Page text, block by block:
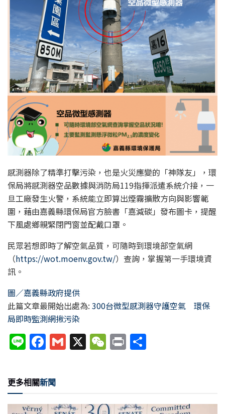
感測器除了精準打擊污染，也是火災應變的「神隊友」，環
保局將感測器空品數據與消防局119指揮派遣系統介接，一
旦工廠發生火警，系統能立即算出煙霧擴散方向與影響範
圍，藉由嘉義縣環保局官方臉書「嘉減碳」發布圖卡，提醒
下風處鄉親緊閉門窗並配戴口罩。
民眾若想即時了解空氣品質，可隨時到環境部空氣網
（https://wot.moenv.gov.tw/）查詢，掌握第一手環境資
訊。
圖／嘉義縣政府提供
此篇文章最開始出處為: 300台微型感測器守護空氣 環保
局即時監測網揪污染
Li
e
F
c
e
b
G X W
at
P
更多相關新聞